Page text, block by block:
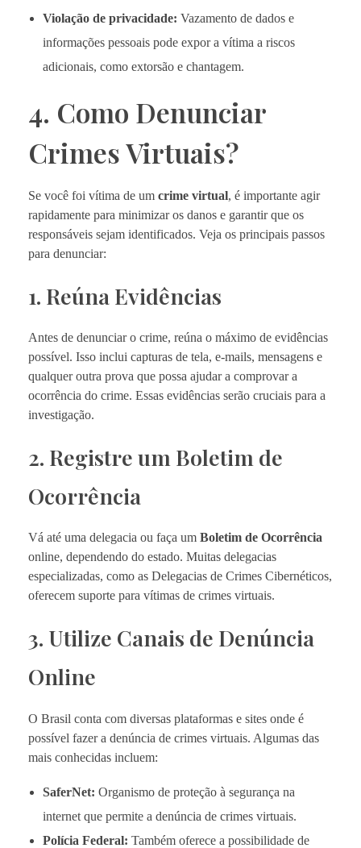
Violação de privacidade: Vazamento de dados e
informações pessoais pode expor a vítima a riscos
adicionais, como extorsão e chantagem.
4. Como Denunciar
Crimes Virtuais?
Se você foi vítima de um crime virtual, é importante agir
rapidamente para minimizar os danos e garantir que os
responsáveis sejam identificados. Veja os principais passos
para denunciar:
1. Reúna Evidências
Antes de denunciar o crime, reúna o máximo de evidências
possível. Isso inclui capturas de tela, e-mails, mensagens e
qualquer outra prova que possa ajudar a comprovar a
ocorrência do crime. Essas evidências serão cruciais para a
investigação.
2. Registre um Boletim de
Ocorrência
Vá até uma delegacia ou faça um Boletim de Ocorrência
online, dependendo do estado. Muitas delegacias
especializadas, como as Delegacias de Crimes Cibernéticos,
oferecem suporte para vítimas de crimes virtuais.
3. Utilize Canais de Denúncia
Online
O Brasil conta com diversas plataformas e sites onde é
possível fazer a denúncia de crimes virtuais. Algumas das
mais conhecidas incluem:
SaferNet: Organismo de proteção à segurança na
internet que permite a denúncia de crimes virtuais.
Polícia Federal: Também oferece a possibilidade de